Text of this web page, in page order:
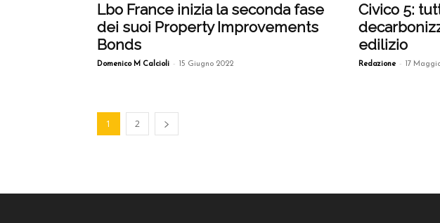
Lbo France inizia la seconda fase
dei suoi Property Improvements
Bonds
Domenico M Calcioli - 15 Giugno 2022
Civico 5:
edilizio
Redazione - 17
1 2